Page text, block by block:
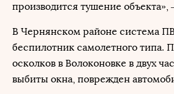
производится тушение объекта»,
В Чернянском районе система
беспилотник самолетного типа.
осколков в Волоконовке в двух
выбиты окна, поврежден